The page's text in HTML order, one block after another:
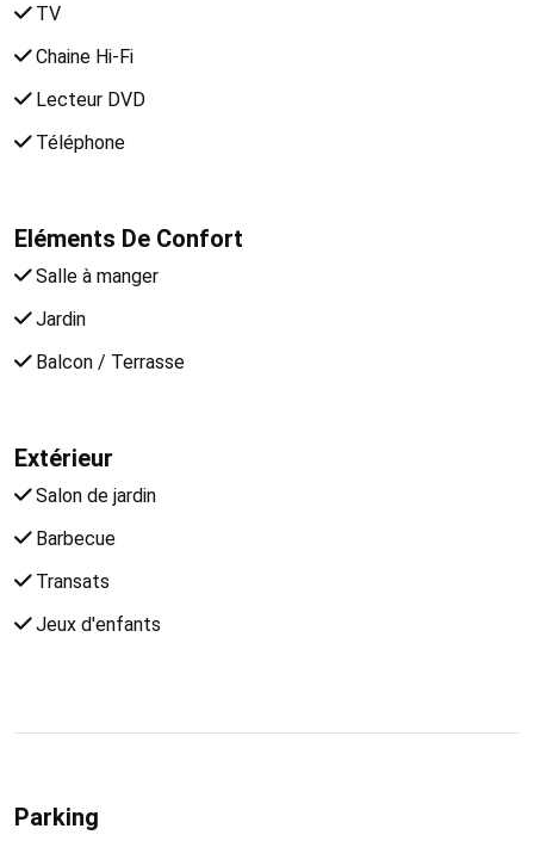
TV
Chaine Hi-Fi
Lecteur DVD
Téléphone
Eléments De Confort
Salle à manger
Jardin
Balcon / Terrasse
Extérieur
Salon de jardin
Barbecue
Transats
Jeux d'enfants
Parking